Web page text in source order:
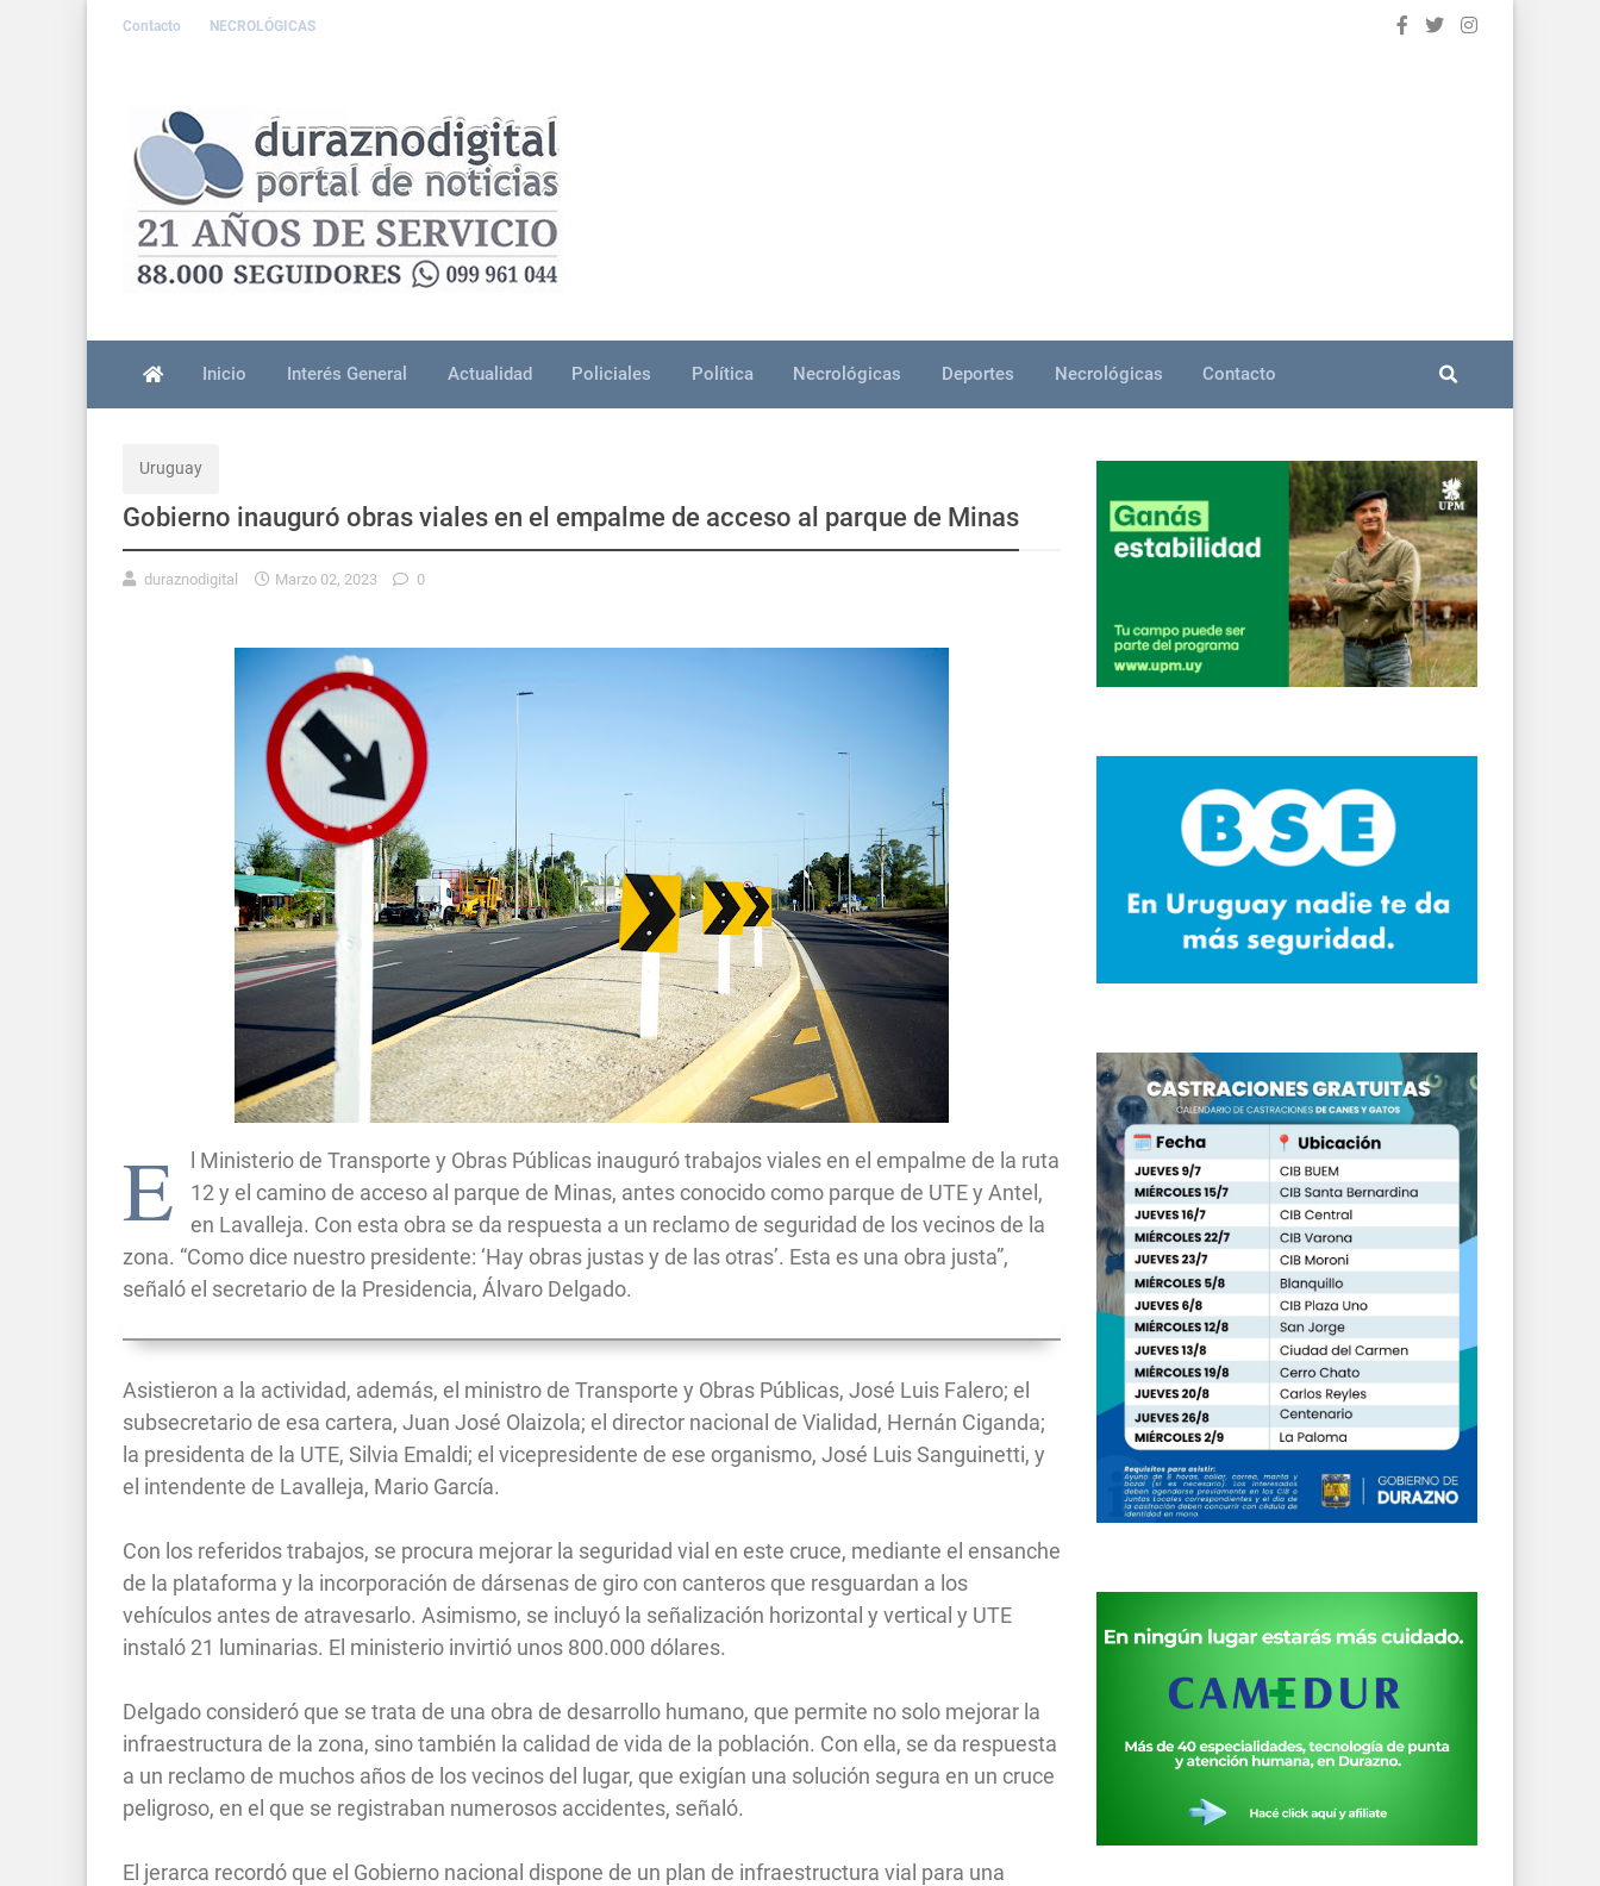
Contacto NECROLÓGICAS
Inicio Interés General Actualidad Policiales Política Necrológicas Deportes Necrológicas Contacto
Uruguay
Gobierno inauguró obras viales en el empalme de acceso al parque de Minas
duraznodigital Marzo 02, 2023 0
E
l Ministerio de Transporte y Obras Públicas inauguró trabajos viales en el empalme de la ruta
12 y el camino de acceso al parque de Minas, antes conocido como parque de UTE y Antel,
en Lavalleja. Con esta obra se da respuesta a un reclamo de seguridad de los vecinos de la
zona. “Como dice nuestro presidente: ‘Hay obras justas y de las otras’. Esta es una obra justa”,
señaló el secretario de la Presidencia, Álvaro Delgado.
Asistieron a la actividad, además, el ministro de Transporte y Obras Públicas, José Luis Falero; el
subsecretario de esa cartera, Juan José Olaizola; el director nacional de Vialidad, Hernán Ciganda;
la presidenta de la UTE, Silvia Emaldi; el vicepresidente de ese organismo, José Luis Sanguinetti, y
el intendente de Lavalleja, Mario García.
Con los referidos trabajos, se procura mejorar la seguridad vial en este cruce, mediante el ensanche
de la plataforma y la incorporación de dársenas de giro con canteros que resguardan a los
vehículos antes de atravesarlo. Asimismo, se incluyó la señalización horizontal y vertical y UTE
instaló 21 luminarias. El ministerio invirtió unos 800.000 dólares.
Delgado consideró que se trata de una obra de desarrollo humano, que permite no solo mejorar la
infraestructura de la zona, sino también la calidad de vida de la población. Con ella, se da respuesta
a un reclamo de muchos años de los vecinos del lugar, que exigían una solución segura en un cruce
peligroso, en el que se registraban numerosos accidentes, señaló.
El jerarca recordó que el Gobierno nacional dispone de un plan de infraestructura vial para una